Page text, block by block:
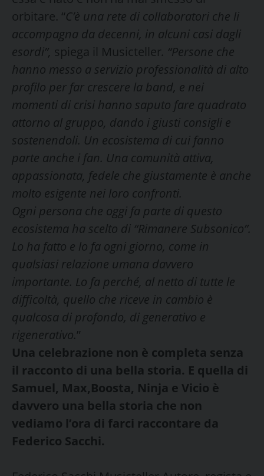
orbitare. “C’è una rete di collaboratori che li
accompagna da decenni, in alcuni casi dagli
esordi”, spiega il Musicteller. “Persone che
hanno messo a servizio professionalità di alto
profilo per far crescere la band, e nei
momenti di crisi hanno saputo fare quadrato
attorno al gruppo, dando i giusti consigli e
sostenendoli. Un ecosistema di cui fanno
parte anche i fan. Una comunità attiva,
appassionata, fedele che giustamente è anche
molto esigente nei loro confronti.
Ogni persona che oggi fa parte di questo
ecosistema ha scelto di “Rimanere Subsonico”.
Lo ha fatto e lo fa ogni giorno, come in
qualsiasi relazione umana davvero
importante. Lo fa perché, al netto di tutte le
difficoltà, quello che riceve in cambio è
qualcosa di profondo, di generativo e
rigenerativo.”
Una celebrazione non è completa senza
il racconto di una bella storia. E quella di
Samuel, Max,Boosta, Ninja e Vicio è
davvero una bella storia che non
vediamo l’ora di farci raccontare da
Federico Sacchi.